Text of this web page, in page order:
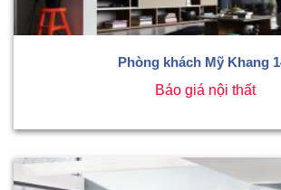
Phòng khách Mỹ Khang
Báo giá nội thất